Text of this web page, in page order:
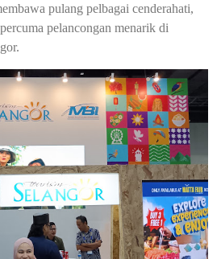
pulang pelbagai cenderahati,
pelancongan menarik di